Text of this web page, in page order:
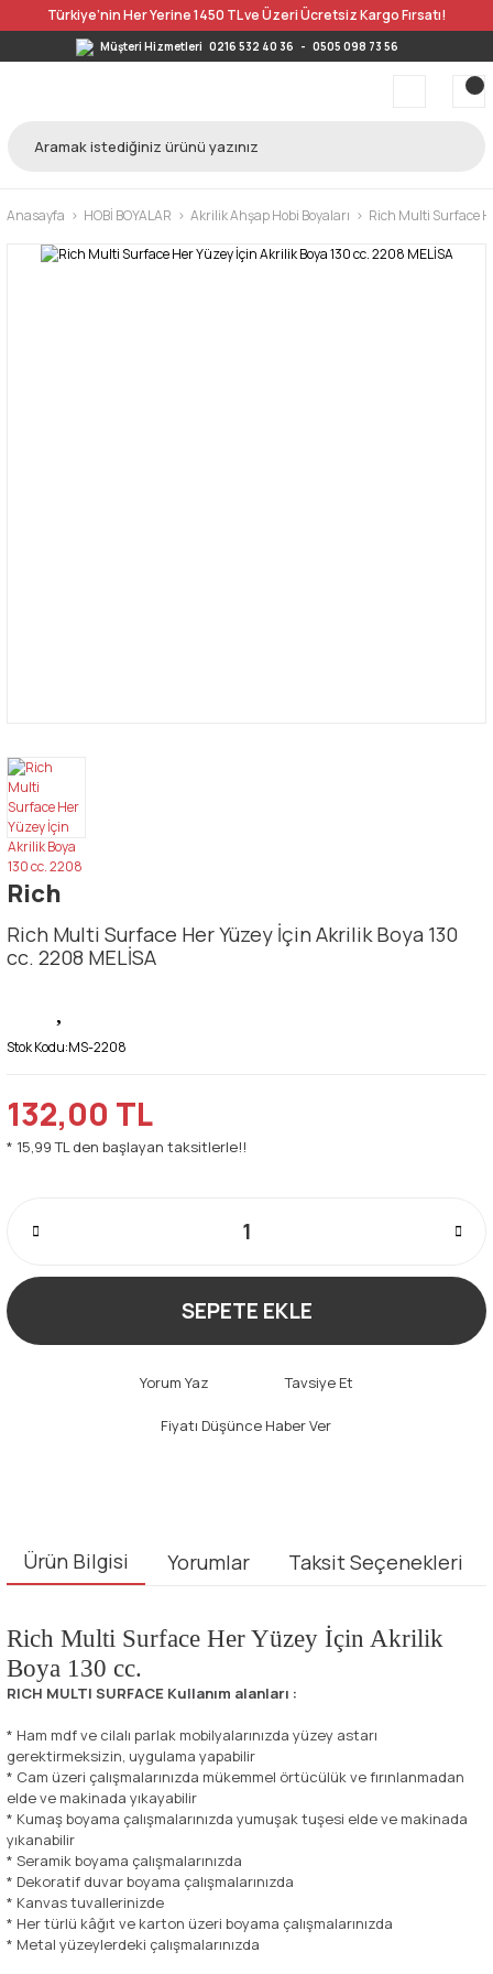
Türkiye’nin Her Yerine 1450 TL ve Üzeri Ücretsiz Kargo Fırsatı!
Müşteri Hizmetleri 0216 532 40 36 - 0505 098 73 56
Anasayfa HOBİ BOYALAR Akrilik Ahşap Hobi Boyaları Rich Multi Surface
Rich
Rich Multi Surface Her Yüzey İçin Akrilik Boya 130
cc. 2208 MELİSA
Stok Kodu:MS-2208
132,00 TL
* 15,99 TL den başlayan taksitlerle!!
SEPETE EKLE
Yorum Yaz Tavsiye Et
Fiyatı Düşünce Haber Ver
Ürün Bilgisi Yorumlar Taksit Seçenekleri
Rich Multi Surface Her Yüzey İçin Akrilik
Boya 130 cc.
RICH MULTI SURFACE Kullanım alanları :
* Ham mdf ve cilalı parlak mobilyalarınızda yüzey astarı
gerektirmeksizin, uygulama yapabilir
* Cam üzeri çalışmalarınızda mükemmel örtücülük ve fırınlanmadan
elde ve makinada yıkayabilir
* Kumaş boyama çalışmalarınızda yumuşak tuşesi elde ve makinada
yıkanabilir
* Seramik boyama çalışmalarınızda
* Dekoratif duvar boyama çalışmalarınızda
* Kanvas tuvallerinizde
* Her türlü kâğıt ve karton üzeri boyama çalışmalarınızda
* Metal yüzeylerdeki çalışmalarınızda